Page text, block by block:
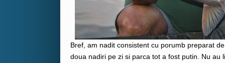
Bref, am nadit consistent cu porumb preparat
doua nadiri pe zi si parca tot a fost putin. Nu au